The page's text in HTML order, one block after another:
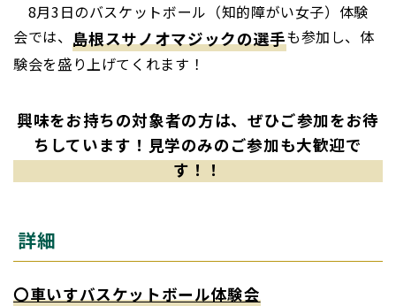
8月3日のバスケットボール（知的障がい女子）体験
会では、 島根スサノオマジックの選手も参加し、体
験会を盛り上げてくれます！
興味をお持ちの対象者の方は、ぜひご参加をお待
ちしています！見学のみのご参加も大歓迎で
す！！
詳細
〇車いすバスケットボール体験会